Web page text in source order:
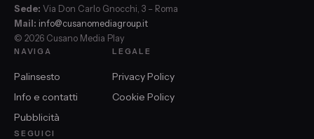
Sede: Via Don Carlo Gnocchi, 3 – Roma
Mail: info@cusanomediagroup.it
© 2026 Cusano Media Play
NAVIGA
Palinsesto
Info e contatti
Pubblicità
LEGALE
Privacy Policy
Cookie Policy
SEGUICI